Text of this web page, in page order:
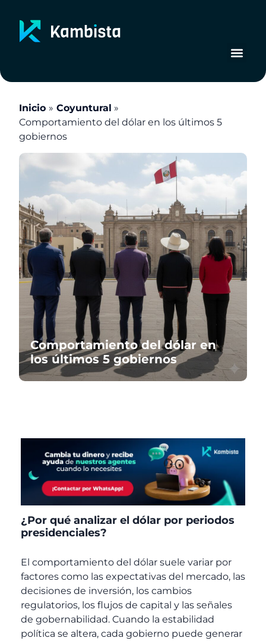
contenido
Inicio
Coyuntural
Comportamiento del dólar en los últimos 5
gobiernos
Comportamiento del dólar en
los últimos 5 gobiernos
¿Por qué analizar el dólar por periodos
presidenciales?
El comportamiento del dólar suele variar por
factores como las expectativas del mercado, las
decisiones de inversión, los cambios
regulatorios, los flujos de capital y las señales
de gobernabilidad. Cuando la estabilidad
política se altera, cada gobierno puede generar